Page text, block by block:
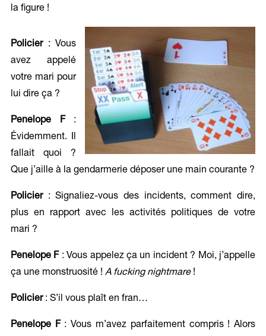
la figure !
Policier: Vous
avez appelé
votre mari pour
lui dire ça ?
Penelope F:
Évidemment. Il
fallait quoi ?
Que j’aille à la gendarmerie déposer une main courante ?
Policier: Signaliez-vous des incidents, comment dire,
plus en rapport avec les activités politiques de votre
mari ?
Penelope F : Vous appelez ça un incident ? Moi, j’appelle
ça une monstruosité ! A fucking nightmare !
Policier: S’il vous plaît en fran…
Penelope F: Vous m’avez parfaitement compris ! Alors